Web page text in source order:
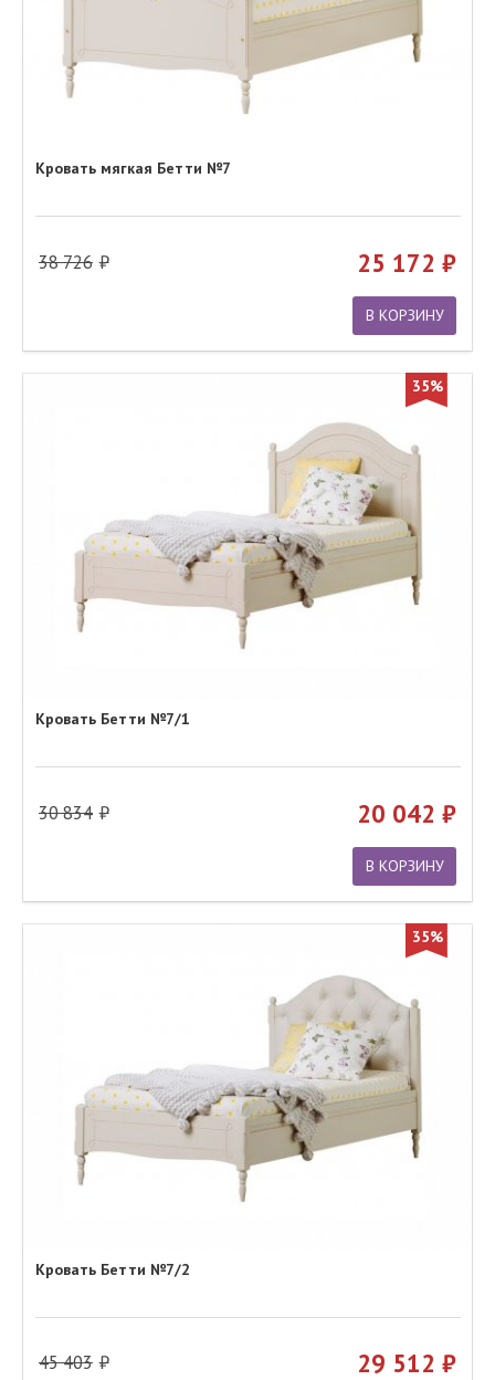
Кровать мягкая Бетти №7
38 726 25 172
В КОРЗИНУ
35%
Кровать Бетти №7/1
30 834 20 042
В КОРЗИНУ
35%
Кровать Бетти №7/2
45 403 29 512